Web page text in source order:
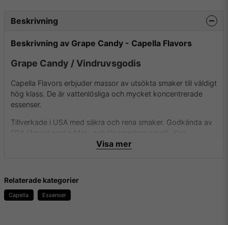
Beskrivning
Beskrivning av Grape Candy - Capella Flavors
Grape Candy / Vindruvsgodis
Capella Flavors erbjuder massor av utsökta smaker till väldigt
hög klass. De är vattenlösliga och mycket koncentrerade
essenser.
Tillverkade i USA med säkra och rena smaker. Godkända av
FDA (Amerikanska Mat- och läkemedelsverket). Kan
användas i både mat (bakverk, glass m.m.) och dryck
Innehållsförteckning på denna vattenlösliga arom:
Visa mer
Relaterade kategorier
Capella Essenser